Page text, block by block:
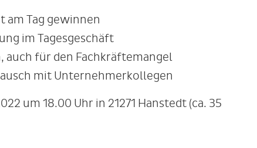
am Tag gewinnen
im Tagesgeschäft
auch für den Fachkräftemangel
mit Unternehmerkollegen
um 18.00 Uhr in 21271 Hanstedt (ca. 35